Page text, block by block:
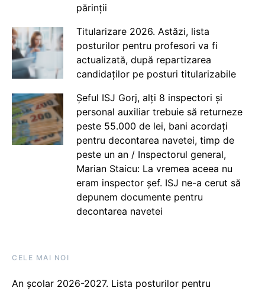
părinții
Titularizare 2026. Astăzi, lista
posturilor pentru profesori va fi
actualizată, după repartizarea
candidaților pe posturi titularizabile
Șeful ISJ Gorj, alți 8 inspectori și
personal auxiliar trebuie să returneze
peste 55.000 de lei, bani acordați
pentru decontarea navetei, timp de
peste un an / Inspectorul general,
Marian Staicu: La vremea aceea nu
eram inspector șef. ISJ ne-a cerut să
depunem documente pentru
decontarea navetei
CELE MAI NOI
An școlar 2026-2027. Lista posturilor pentru